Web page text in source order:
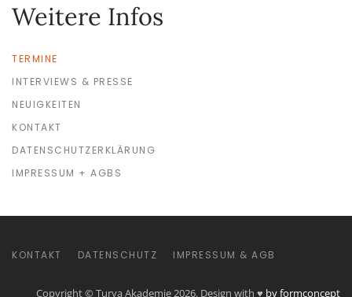
Weitere Infos
TERMINE
INTERVIEWS & PRESSE
NEUIGKEITEN
KONTAKT
DATENSCHUTZERKLÄRUNG
IMPRESSUM + AGBS
KONTAKT DATENSCHUTZ IMPRESSUM & AGB
Copyright © Turya Akademie 2026. Design with ♥ by formconcept